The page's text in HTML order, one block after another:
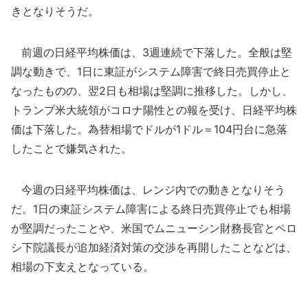
きとなりそうだ。
前週の日経平均株価は、3週連続で下落した。全般は堅
調な動きで、1日に東証がシステム障害で終日売買停止と
なったものの、翌2日も相場は堅調に推移した。しかし、
トランプ米大統領がコロナ陽性との報を受け、日経平均株
価は下落した。為替相場でドルが1ドル＝104円台に急落
したことで嫌気された。
今週の日経平均株価は、レンジ内での動きとなりそう
だ。1日の東証システム障害による終日売買停止でも相場
が堅調だったことや、米国でムニューシン財務長官とペロ
シ下院議長が追加経済対策の交渉を再開したことなどは、
相場の下支えとなっている。